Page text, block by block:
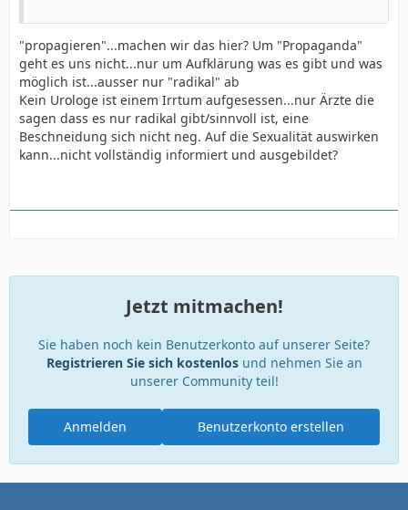
"propagieren"...machen wir das hier? Um "Propaganda"
geht es uns nicht...nur um Aufklärung was es gibt und was
möglich ist...ausser nur "radikal" ab
Kein Urologe ist einem Irrtum aufgesessen...nur Ärzte die
sagen dass es nur radikal gibt/sinnvoll ist, eine
Beschneidung sich nicht neg. Auf die Sexualität auswirken
kann...nicht vollständig informiert und ausgebildet?
Jetzt mitmachen!
Sie haben noch kein Benutzerkonto auf unserer Seite?
Registrieren Sie sich kostenlosund nehmen Sie an
unserer Community teil!
Benutzerkonto erstellen
Anmelden